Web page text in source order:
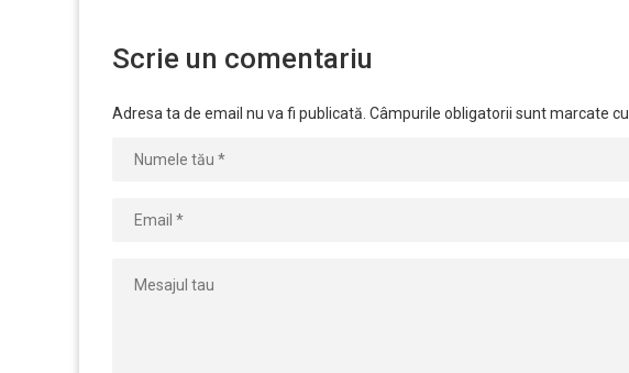
Scrie un comentariu
Adresa ta de email nu va fi publicată. Câmpurile obligatorii sunt marcate cu